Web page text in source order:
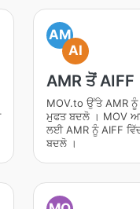
AM
AI
AMR ਤੋਂ AIFF
MOV.to ਉੱਤੇ AMR
ਮੁਫਤ ਬਦਲੋ । MOV
ਲਈ AMR ਨੂੰ AIFF
ਬਦਲੋ ।